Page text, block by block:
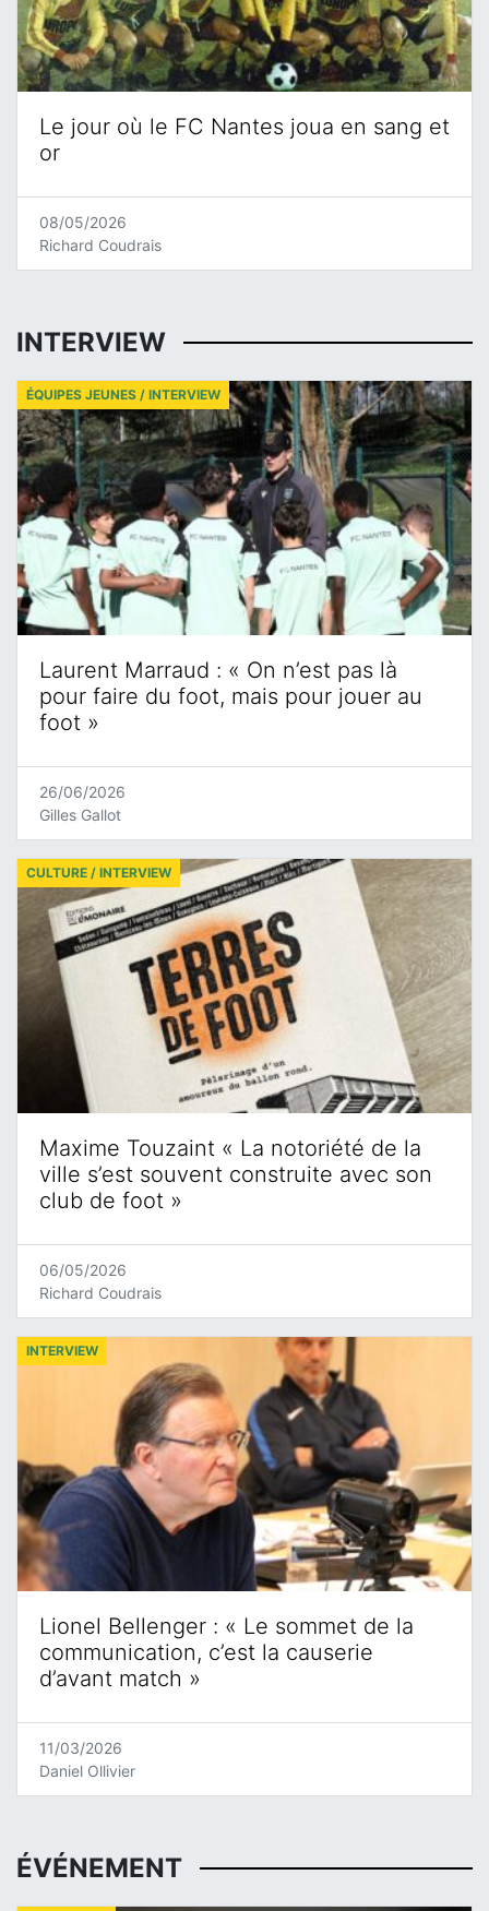
Le jour où le FC Nantes joua en sang et
or
08/05/2026
Richard Coudrais
INTERVIEW
Laurent Marraud : « On n’est pas là
pour faire du foot, mais pour jouer au
foot »
ÉQUIPES JEUNES / INTERVIEW
26/06/2026
Gilles Gallot
Maxime Touzaint « La notoriété de la
ville s’est souvent construite avec son
club de foot »
CULTURE / INTERVIEW
06/05/2026
Richard Coudrais
Lionel Bellenger : « Le sommet de la
communication, c’est la causerie
d’avant match »
INTERVIEW
11/03/2026
Daniel Ollivier
ÉVÉNEMENT